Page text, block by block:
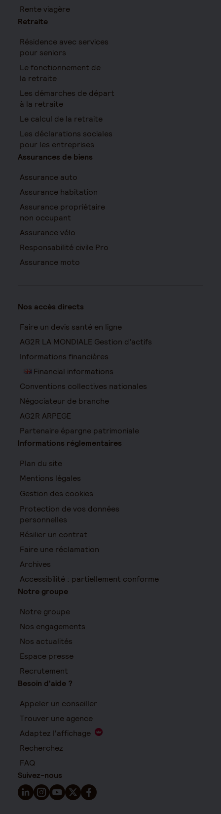
Rente viagère
Retraite
Résidence avec services
pour seniors
Le fonctionnement de
la retraite
Les démarches de départ
à la retraite
Le calcul de la retraite
Les déclarations sociales
pour les entreprises
Assurances de biens
Assurance auto
Assurance habitation
Assurance propriétaire
non occupant
Assurance vélo
Responsabilité civile Pro
Assurance moto
Nos accès directs
Faire un devis santé en ligne
AG2R LA MONDIALE Gestion d’actifs
Informations financières
Financial informations
Conventions collectives nationales
Négociateur de branche
AG2R ARPEGE
Partenaire épargne patrimoniale
Informations réglementaires
Plan du site
Mentions légales
Gestion des cookies
Protection de vos données
personnelles
Résilier un contrat
Faire une réclamation
Archives
Accessibilité : partiellement conforme
Notre groupe
Notre groupe
Nos engagements
Nos actualités
Espace presse
Recrutement
Besoin d'aide ?
Appeler un conseiller
Trouver une agence
Adaptez l'affichage
Recherchez
FAQ
Suivez-nous
Suivez-nous sur LinkedIn - Nouvelle fenêtre
Suivez-nous sur Instagram - Nouvelle fenêtre
Suivez-nous sur YouTube - Nouvelle fenêtre
Suivez-nous sur X - Nouvelle fenêtre
Suivez-nous sur Facebook - Nouvelle